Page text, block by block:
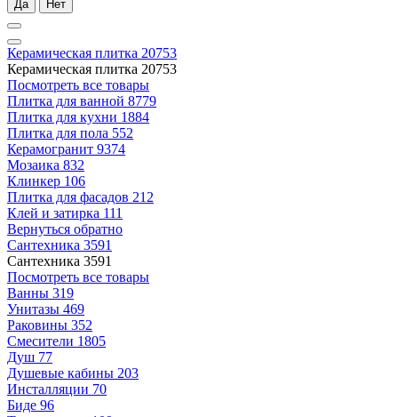
Да Нет
Керамическая плитка 20753
Керамическая плитка 20753
Посмотреть все товары
Плитка для ванной 8779
Плитка для кухни 1884
Плитка для пола 552
Керамогранит 9374
Мозаика 832
Клинкер 106
Плитка для фасадов 212
Клей и затирка 111
Вернуться обратно
Сантехника 3591
Сантехника 3591
Посмотреть все товары
Ванны 319
Унитазы 469
Раковины 352
Смесители 1805
Душ 77
Душевые кабины 203
Инсталляции 70
Биде 96